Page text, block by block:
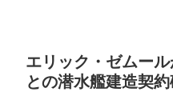
エリック・ゼムー
との潜水艦建造契